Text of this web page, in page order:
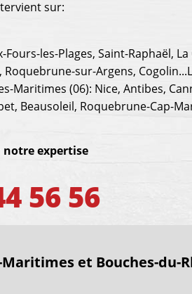
sur:
les-Plages, Saint-Raphaël,
sur-Argens,
(06): Nice, Antibes,
Beausoleil, Roquebrune-Cap-
notre expertise
56 56
et Bouches-du-